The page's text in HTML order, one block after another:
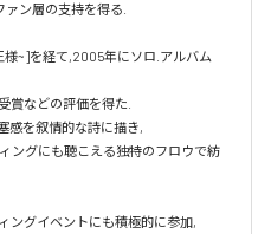
ン層の支持を得る.
~]を経て,2005年にソロ.アルバム
賞などの評価を得た.
感を叙情的な詩に描き,
ングにも聴こえる独特のフロウで紡
ングイベントにも積極的に参加,